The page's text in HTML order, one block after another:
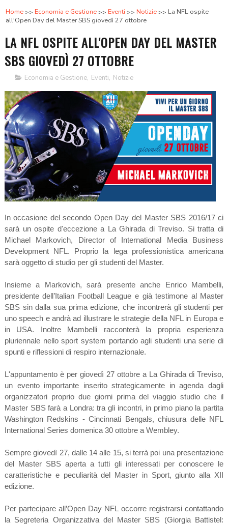
Home Economia e Gestione Eventi Notizie
La NFL ospite
all'Open Day del Master SBS giovedì 27 ottobre
LA NFL OSPITE ALL'OPEN DAY DEL MASTER
SBS GIOVEDÌ 27 OTTOBRE
Economia e Gestione, Eventi, Notizie
In occasione del secondo Open Day del Master SBS 2016/17 ci
sarà un ospite d'eccezione a La Ghirada di Treviso. Si tratta di
Michael Markovich, Director of International Media Business
Development NFL. Proprio la lega professionistica americana
sarà oggetto di studio per gli studenti del Master.
Insieme a Markovich, sarà presente anche Enrico Mambelli,
presidente dell’Italian Football League e già testimone al Master
SBS sin dalla sua prima edizione, che incontrerà gli studenti per
uno speech e andrà ad illustrare le strategie della NFL in Europa e
in USA. Inoltre Mambelli racconterà la propria esperienza
pluriennale nello sport system portando agli studenti una serie di
spunti e riflessioni di respiro internazionale.
L'appuntamento è per giovedì 27 ottobre a La Ghirada di Treviso,
un evento importante inserito strategicamente in agenda dagli
organizzatori proprio due giorni prima del viaggio studio che il
Master SBS farà a Londra: tra gli incontri, in primo piano la partita
Washington Redskins - Cincinnati Bengals, chiusura delle NFL
International Series domenica 30 ottobre a Wembley.
Sempre giovedì 27, dalle 14 alle 15, si terrà poi una presentazione
del Master SBS aperta a tutti gli interessati per conoscere le
caratteristiche e peculiarità del Master in Sport, giunto alla XII
edizione.
Per partecipare all’Open Day NFL occorre registrarsi contattando
la Segreteria Organizzativa del Master SBS (Giorgia Battistel: